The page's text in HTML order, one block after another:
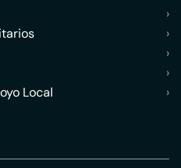
›
›
›
›
Local
›